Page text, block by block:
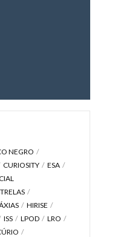
NEGRO
CURIOSITY
ESA
HIRISE
ISS LPOD
LRO